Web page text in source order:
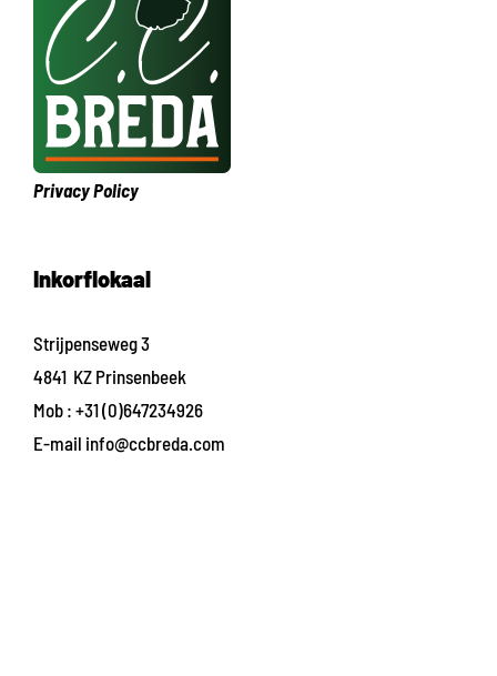
Privacy Policy
Inkorflokaal
Strijpenseweg 3
4841 KZ Prinsenbeek
Mob : +31 (0)647234926
E-mail info@ccbreda.com